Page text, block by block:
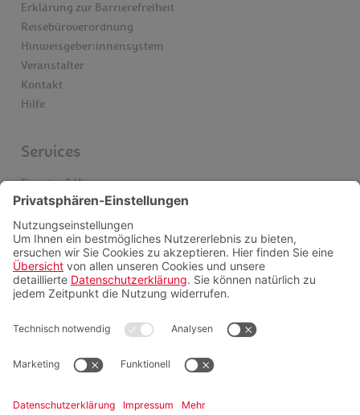
Erklärung zur Barrierefreiheit
Reisebüroverordnung
Hinweisgeber:innensystem
Veranstalter
Kontakt
Hilfe
Services
Einreise & Visum
Gesundheitsinfos
Kataloge
Newsletter
Schwarze Liste Airlines
Servicepauschalen
Insider finden